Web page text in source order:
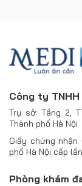
Công ty
Trụ sở: Tầng 2,
Thành phố Hà Nội
Giấy chứng nhận
phố Hà Nội cấp
Phòng khám